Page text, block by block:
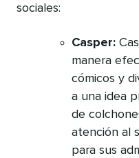
sociales:
Casper:
manera
cómicos y
a una idea
de
atención al
para sus